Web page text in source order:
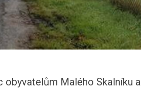
Malého Skalníku a